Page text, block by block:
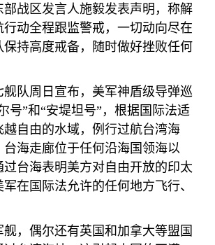
部战区发言人施毅发表声明，称解
动全程跟监警戒，一切动向尽在
保持高度戒备，随时做好挫败任何
舰队周日宣布，美军神盾级导弹巡
号”和“安堤坦号”，根据国际法适
越自由的水域，例行过航台湾海
台海走廊位于任何沿海国领海以
台海表明美方对自由开放的印太
在国际法允许的任何地方飞行、
，偶尔还有英国和加拿大等盟国